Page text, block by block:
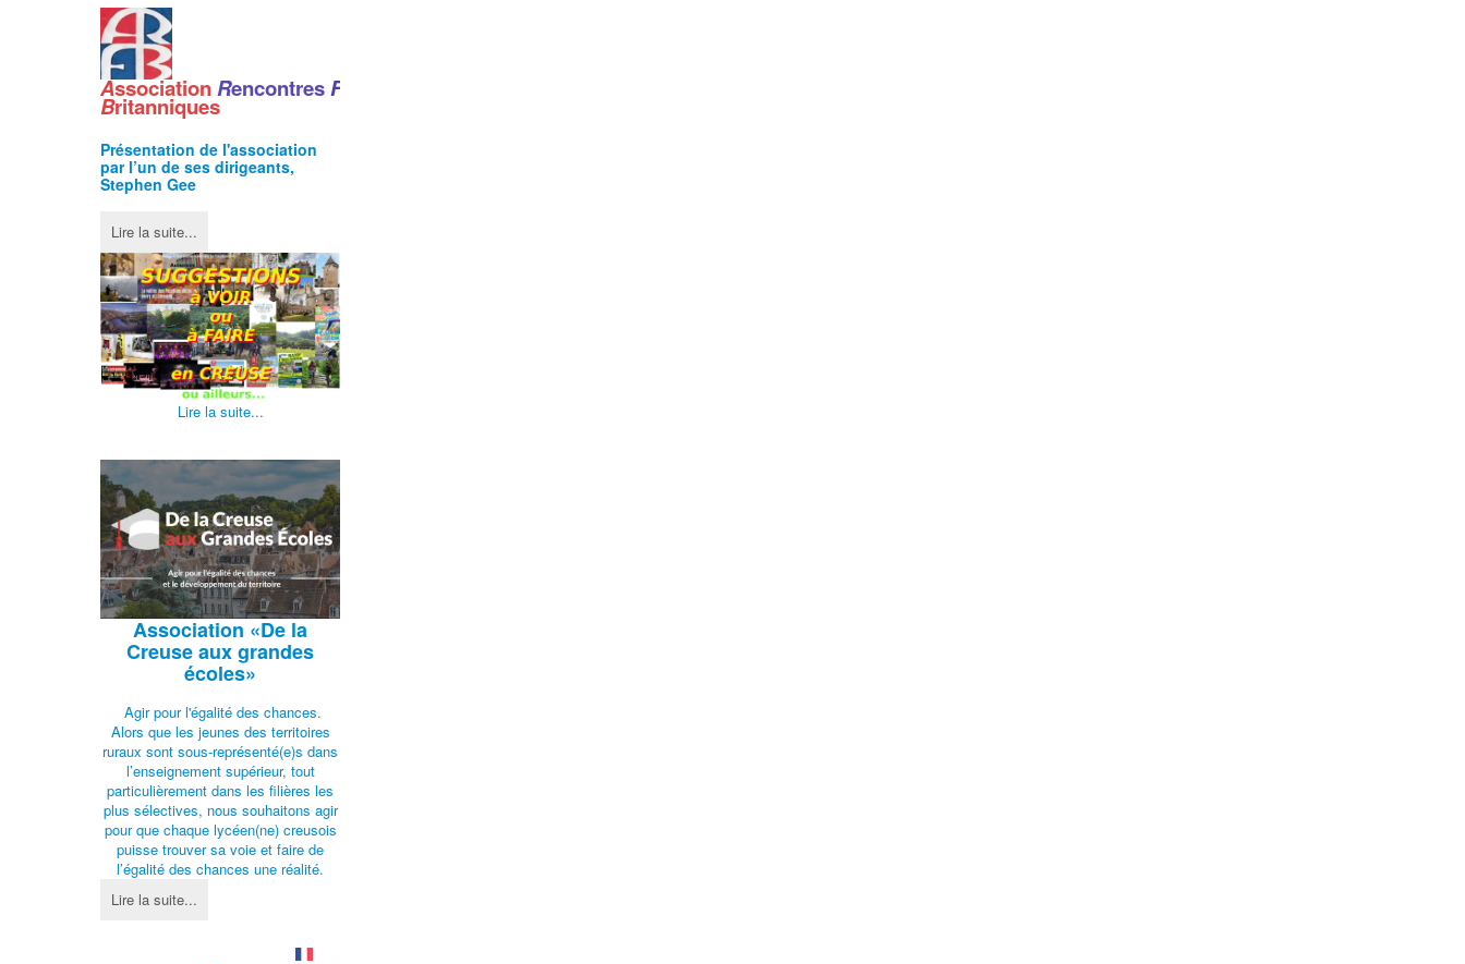
AssociationRencontresF
Britanniques
Présentation de l'association
par l’un de ses dirigeants,
Stephen Gee
Lire la suite...
Lire la suite...
Association «De la
Creuse aux grandes
écoles»
Agir pour l'égalité des chances.
Alors que les jeunes des territoires
ruraux sont sous-représenté(e)s dans
l’enseignement supérieur, tout
particulièrement dans les filières les
plus sélectives, nous souhaitons agir
pour que chaque lycéen(ne) creusois
puisse trouver sa voie et faire de
l’égalité des chances une réalité.
Lire la suite...